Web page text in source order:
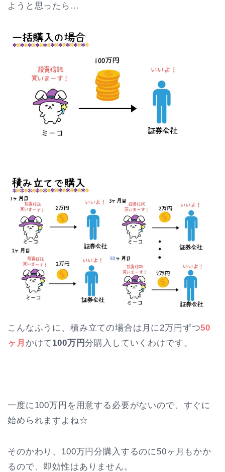
ようと思ったら…
こんなふうに、積み立ての場合は月に2万円ずつ50
ヶ月 かけて 100万円分購入していくわけです。
一度に100万円を用意する必要がないので、すぐに
始められますよね☆
そのかわり、100万円分購入するのに50ヶ月もかか
るので、即効性はありません。